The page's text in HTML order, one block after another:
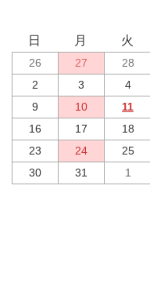
日 月 火
26 27 28
2
3 4
9
10 11
16
17 18
23
24 25
30
31 1